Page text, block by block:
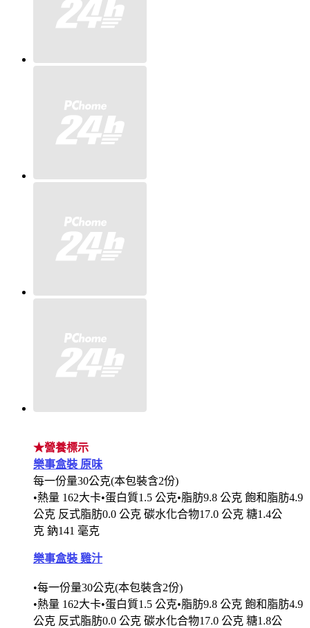
★營養標示
樂事盒裝 原味
每一份量30公克(本包裝含2份)
•熱量 162大卡•蛋白質1.5 公克•脂肪9.8 公克 飽和脂肪4.9
公克 反式脂肪0.0 公克 碳水化合物17.0 公克 糖1.4公
克 鈉141 毫克
樂事盒裝 雞汁
•每一份量30公克(本包裝含2份)
•熱量 162大卡•蛋白質1.5 公克•脂肪9.8 公克 飽和脂肪4.9
公克 反式脂肪0.0 公克 碳水化合物17.0 公克 糖1.8公